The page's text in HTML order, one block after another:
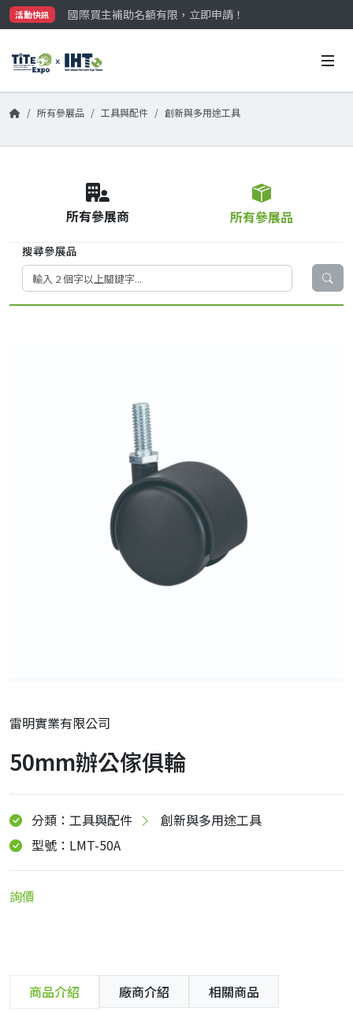
活動快訊
國際買主補助名額有限，立即申請！
參觀門票開放申請中‼️
國際買主補助名額有限，立即申請！
所有參展品 工具與配件 創新與多用途工具
所有參展商 所有參展品
搜尋參展品
雷明實業有限公司
50mm辦公傢俱輪
分類：工具與配件
創新與多用途工具
型號：LMT-50A
詢價
商品介紹 廠商介紹 相關商品